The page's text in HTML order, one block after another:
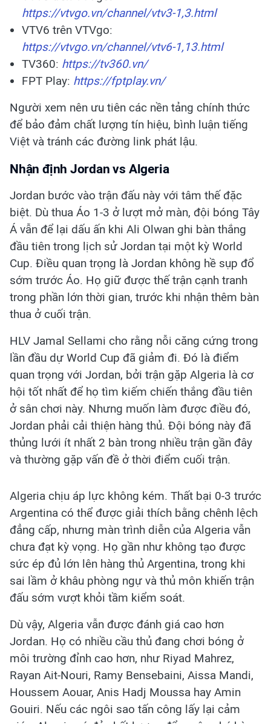
https://vtvgo.vn/channel/vtv3-1,3.html
VTV6 trên VTVgo:
https://vtvgo.vn/channel/vtv6-1,13.html
TV360: https://tv360.vn/
FPT Play: https://fptplay.vn/
Người xem nên ưu tiên các nền tảng chính thức
để bảo đảm chất lượng tín hiệu, bình luận tiếng
Việt và tránh các đường link phát lậu.
Nhận định Jordan vs Algeria
Jordan bước vào trận đấu này với tâm thế đặc
biệt. Dù thua Áo 1-3 ở lượt mở màn, đội bóng Tây
Á vẫn để lại dấu ấn khi Ali Olwan ghi bàn thắng
đầu tiên trong lịch sử Jordan tại một kỳ World
Cup. Điều quan trọng là Jordan không hề sụp đổ
sớm trước Áo. Họ giữ được thế trận cạnh tranh
trong phần lớn thời gian, trước khi nhận thêm bàn
thua ở cuối trận.
HLV Jamal Sellami cho rằng nỗi căng cứng trong
lần đầu dự World Cup đã giảm đi. Đó là điểm
quan trọng với Jordan, bởi trận gặp Algeria là cơ
hội tốt nhất để họ tìm kiếm chiến thắng đầu tiên
ở sân chơi này. Nhưng muốn làm được điều đó,
Jordan phải cải thiện hàng thủ. Đội bóng này đã
thủng lưới ít nhất 2 bàn trong nhiều trận gần đây
và thường gặp vấn đề ở thời điểm cuối trận.
Algeria chịu áp lực không kém. Thất bại 0-3 trước
Argentina có thể được giải thích bằng chênh lệch
đẳng cấp, nhưng màn trình diễn của Algeria vẫn
chưa đạt kỳ vọng. Họ gần như không tạo được
sức ép đủ lớn lên hàng thủ Argentina, trong khi
sai lầm ở khâu phòng ngự và thủ môn khiến trận
đấu sớm vượt khỏi tầm kiểm soát.
Dù vậy, Algeria vẫn được đánh giá cao hơn
Jordan. Họ có nhiều cầu thủ đang chơi bóng ở
môi trường đỉnh cao hơn, như Riyad Mahrez,
Rayan Ait-Nouri, Ramy Bensebaini, Aissa Mandi,
Houssem Aouar, Anis Hadj Moussa hay Amin
Gouiri. Nếu các ngôi sao tấn công lấy lại cảm